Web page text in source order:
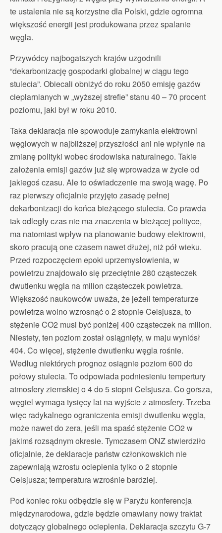
te ustalenia nie są korzystne dla Polski, gdzie ogromna
większość energii jest produkowana przez spalanie
węgla.
Przywódcy najbogatszych krajów uzgodnili
“dekarbonizację gospodarki globalnej w ciągu tego
stulecia”. Obiecali obniżyć do roku 2050 emisję gazów
cieplarnianych w „wyższej strefie” stanu 40 – 70 procent
poziomu, jaki był w roku 2010.
Taka deklaracja nie spowoduje zamykania elektrowni
węglowych w najbliższej przyszłości ani nie wpłynie na
zmianę polityki wobec środowiska naturalnego. Takie
założenia emisji gazów już się wprowadza w życie od
jakiegoś czasu. Ale to oświadczenie ma swoją wagę. Po
raz pierwszy oficjalnie przyjęto zasadę pełnej
dekarbonizacji do końca bieżącego stulecia. Co prawda
tak odległy czas nie ma znaczenia w bieżącej polityce,
ma natomiast wpływ na planowanie budowy elektrowni,
skoro pracują one czasem nawet dłużej, niż pół wieku.
Przed rozpoczęciem epoki uprzemysłowienia, w
powietrzu znajdowało się przeciętnie 280 cząsteczek
dwutlenku węgla na milion cząsteczek powietrza.
Większość naukowców uważa, że jeżeli temperaturze
powietrza wolno wzrosnąć o 2 stopnie Celsjusza, to
stężenie CO2 musi być poniżej 400 cząsteczek na milion.
Niestety, ten poziom został osiągnięty, w maju wyniósł
404. Co więcej, stężenie dwutlenku węgla rośnie.
Według niektórych prognoz osiągnie poziom 600 do
połowy stulecia. To odpowiada podniesieniu tempertury
atmosfery ziemskiej o 4 do 5 stopni Celsjusza. Co gorsza,
węgiel wymaga tysięcy lat na wyjście z atmosfery. Trzeba
więc radykalnego ograniczenia emisji dwutlenku węgla,
może nawet do zera, jeśli ma spaść stężenie CO2 w
jakimś rozsądnym okresie. Tymczasem ONZ stwierdziło
oficjalnie, że deklaracje państw członkowskich nie
zapewniają wzrostu ocieplenia tylko o 2 stopnie
Celsjusza; temperatura wzrośnie bardziej.
Pod koniec roku odbędzie się w Paryżu konferencja
międzynarodowa, gdzie będzie omawiany nowy traktat
dotyczący globalnego ocieplenia. Deklaracja szczytu G-7